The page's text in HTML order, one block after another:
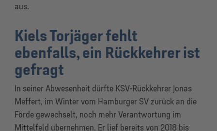
aus.
Kiels Torjäger fehlt
ebenfalls, ein Rückkehrer ist
gefragt
In seiner Abwesenheit dürfte KSV-Rückkehrer Jonas
Meffert, im Winter vom Hamburger SV zurück an die
Förde gewechselt, noch mehr Verantwortung im
Mittelfeld übernehmen. Er lief bereits von 2018 bis